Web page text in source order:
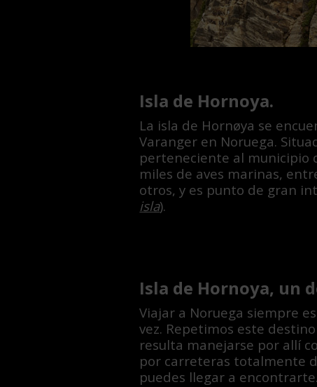
Isla de Hornoya.
La isla de Hornøya se
Varanger en Noruega.
perteneciente al municipio
miles de aves marinas,
otros, y es punto de gran
isla).
Isla de Hornoya, un
Viajar a Noruega siempre
vez. Repetimos este
resulta manejarse por allí
por carreteras totalmente
puedes llegar a